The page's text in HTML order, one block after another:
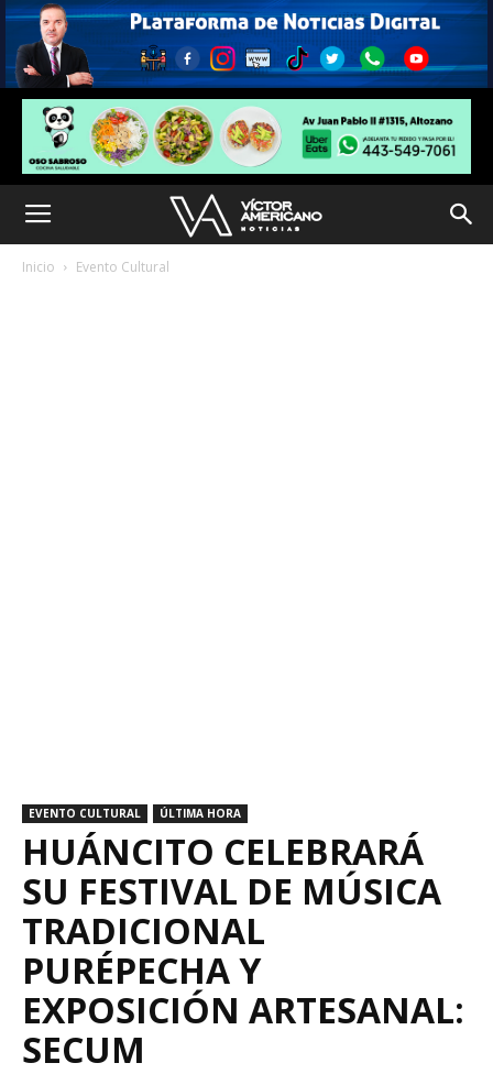
Inicio Evento Cultural
EVENTO CULTURAL ÚLTIMA HORA
HUÁNCITO CELEBRARÁ
SU FESTIVAL DE MÚSICA
TRADICIONAL
PURÉPECHA Y
EXPOSICIÓN ARTESANAL:
SECUM